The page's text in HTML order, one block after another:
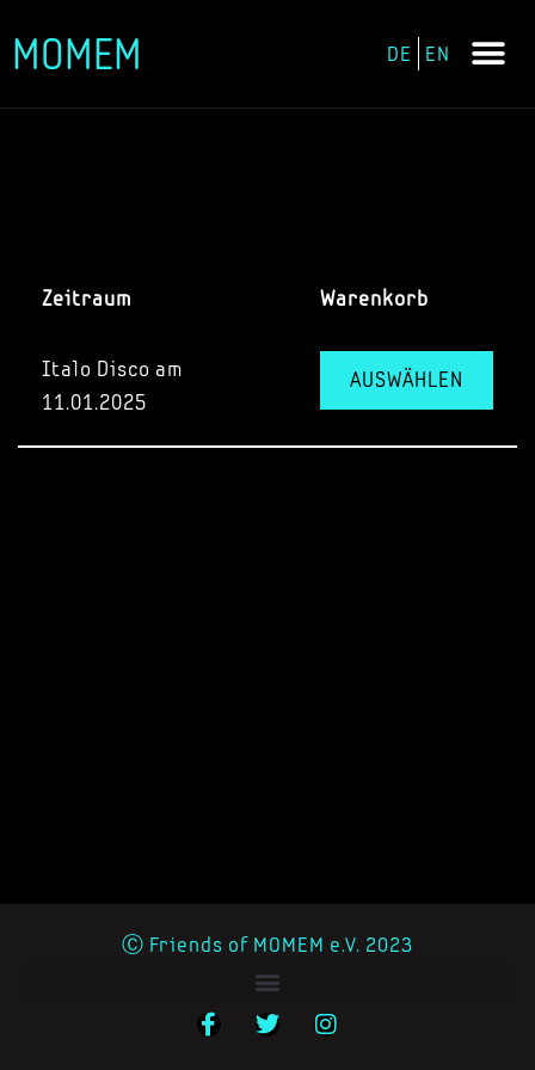
Zum
MOMEM DE EN
Zeitraum Warenkorb
Italo Disco am
11.01.2025
AUSWÄHLEN
Ⓒ Friends of MOMEM e.V. 2023